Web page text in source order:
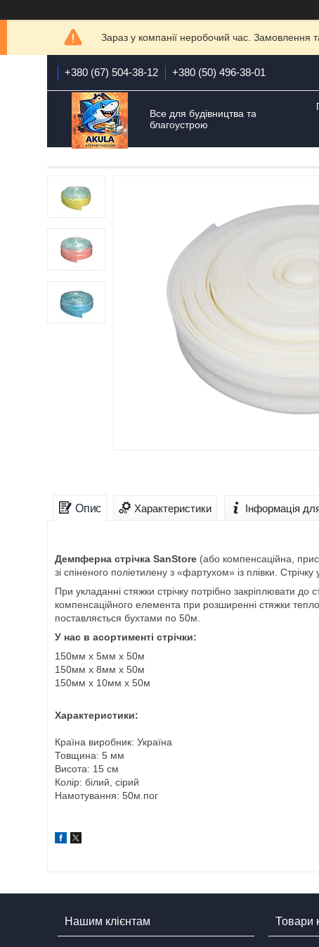
Зараз у компанії неробочий час. Замовлення
+380 (67) 504-38-12 +380 (50) 496-38-01
Все для будівництва та
благоустрою
Опис Характеристики Інформація
Демпферна стрічка SanStore (або компенсаційна,
зі спіненого поліетилену з «фартухом» із плівки.
При укладанні стяжки стрічку потрібно закріплювати
компенсаційного елемента при розширенні стяжки
поставляється бухтами по 50м.
У нас в асортименті стрічки:
150мм х 5мм х 50м
150мм х 8мм х 50м
150мм х 10мм х 50м
Характеристики:
Країна виробник: Україна
Товщина: 5 мм
Висота: 15 см
Колір: білий, сірий
Намотування: 50м.пог
Нашим клієнтам Товари